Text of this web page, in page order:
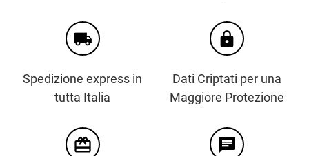
local_shipping
Spedizione express in
tutta Italia
https
Dati Criptati per una
Maggiore Protezione
card_giftcard chat